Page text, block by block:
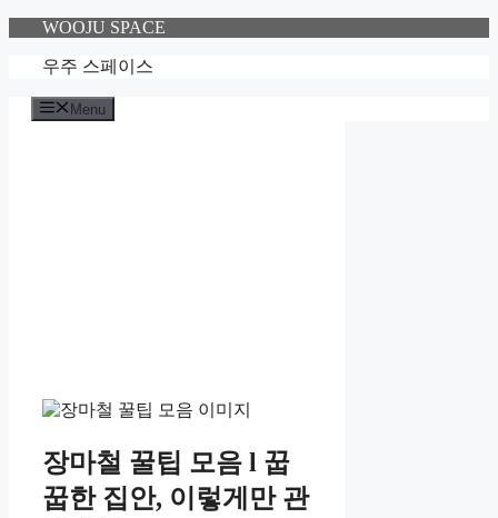
content
WOOJU SPACE
우주 스페이스
Menu
장마철 꿀팁 모음 l 꿉
꿉한 집안, 이렇게만 관